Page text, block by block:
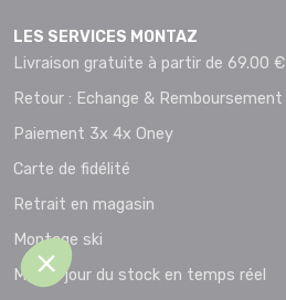
LES SERVICES MONTAZ
Livraison gratuite à partir de 69.00 €
Retour : Echange & Remboursement
Paiement 3x 4x Oney
Carte de fidélité
Retrait en magasin
Montage ski
Mise à jour du stock en temps réel